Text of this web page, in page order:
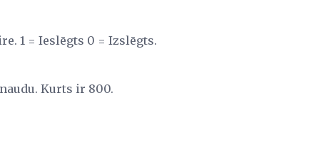
1 = Ieslēgts 0 = Izslēgts.
Kurts ir 800.